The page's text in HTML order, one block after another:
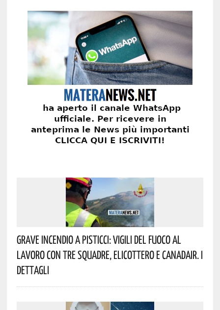
Grave Incendio A Pisticci: Vigili Del Fuoco Al
Lavoro Con Tre Squadre, Elicottero E Canadair. I
Dettagli